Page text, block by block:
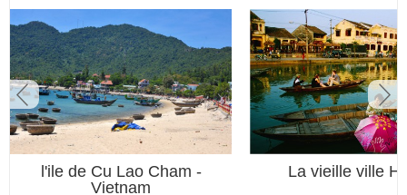
l'ile de Cu Lao Cham -
Vietnam
La vieille ville